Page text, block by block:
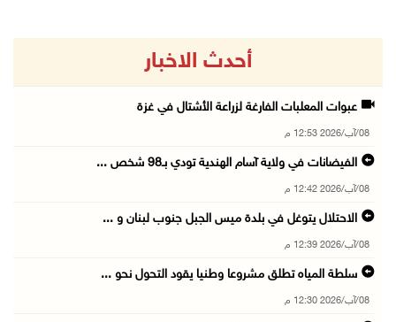
أحدث الاخبار
عبوات المعلبات الفارغة لزراعة الأشتال في غزة
08/آب/2026 12:53 م
الفيضانات في ولاية آسام الهندية تودي بـ98 شخص ...
08/آب/2026 12:42 م
الاحتلال يتوغل في بلدة ميس الجبل جنوب لبنان و ...
08/آب/2026 12:39 م
سلطة المياه تطلق مشروعا وطنيا يقود التحول نحو ...
08/آب/2026 12:30 م